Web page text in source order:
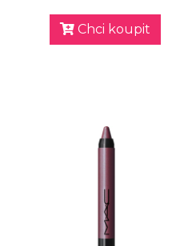
Chci koupit